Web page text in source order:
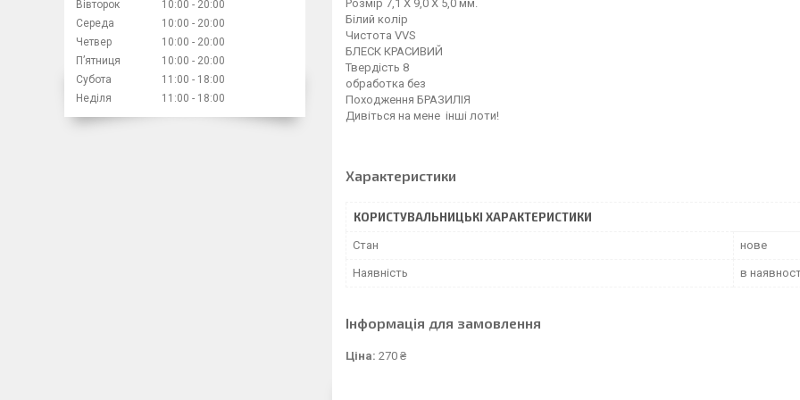
Розмір 7,1 X 9,0 X 5,0 мм.
Білий колір
Чистота VVS
БЛЕСК КРАСИВИЙ
Твердість 8
обработка без
Походження БРАЗИЛІЯ
Дивіться на мене інші лоти!
Характеристики
КОРИСТУВАЛЬНИЦЬКІ ХАРАКТЕРИСТИКИ
Стан нове
Наявність в
Інформація для замовлення
Ціна: 270 ₴
Вівторок 10:00
20:00
Середа
10:00
20:00
Четвер
10:00
20:00
Пʼятниця
10:00
20:00
Субота
11:00
18:00
Неділя
11:00 18:00